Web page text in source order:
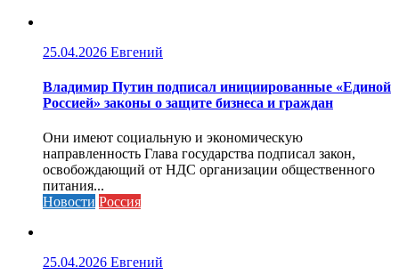
25.04.2026 Евгений
Владимир Путин подписал инициированные «Единой
Россией» законы о защите бизнеса и граждан
Они имеют социальную и экономическую
направленность Глава государства подписал закон,
освобождающий от НДС организации общественного
питания...
Новости Россия
25.04.2026 Евгений